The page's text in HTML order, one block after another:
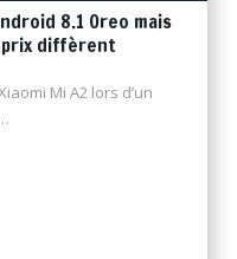
8.1 Oreo mais
diffèrent
Mi A2 lors d’un